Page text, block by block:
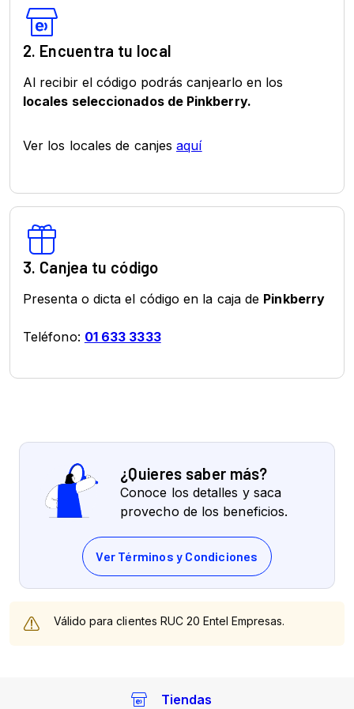
2. Encuentra tu local
Al recibir el código podrás canjearlo en los
locales seleccionados de Pinkberry.
Ver los locales de canjesaquí
3. Canjea tu código
Presenta o dicta el código en la caja de Pinkberry
Teléfono: 01 633 3333
¿Quieres saber más?
Conoce los detalles y saca
provecho de los beneficios.
Tiendas